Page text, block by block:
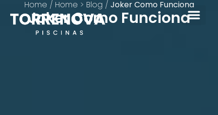
Home / Home > Blog / Joker Como Funciona
Joker Como Funciona